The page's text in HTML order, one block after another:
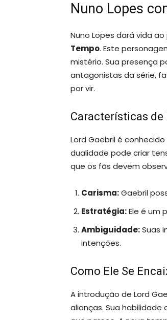
Nuno Lopes
Nuno Lopes dará vida
Tempo. Este
mistério. Sua presença
antagonistas da série,
por vir.
Características de
Lord Gaebril é
dualidade pode criar
que os fãs devem
Carisma:Gaebril
Estratégia:Ele é um
Ambiguidade:Suas
intenções.
Como Ele Se
A introdução de Lord
alianças. Sua